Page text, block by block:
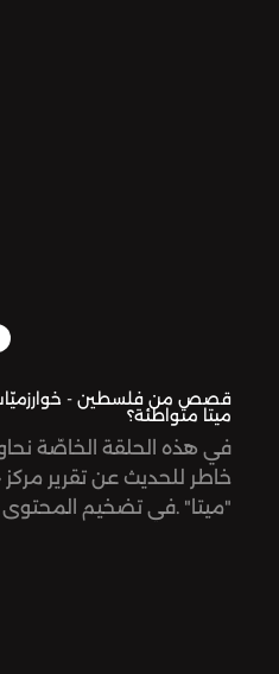
قصص من فلسطين - خوارزميّات
ميتا متواطئة؟
في هذه الحلقة الخاصّة
خاطر للحديث عن تقرير مركز
"ميتا" .في تضخيم المحتوى